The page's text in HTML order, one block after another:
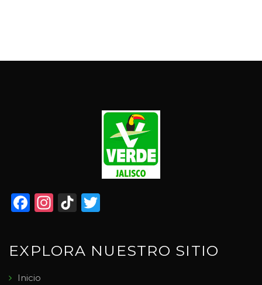
Facebook
Instagram
TikTok
EXPLORA NUESTRO SITIO
Inicio